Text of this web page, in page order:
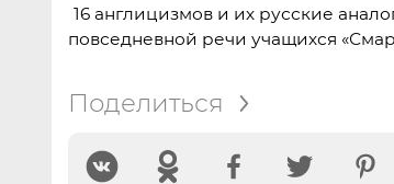
16 англицизмов и их русские
повседневной речи учащихся
Поделиться